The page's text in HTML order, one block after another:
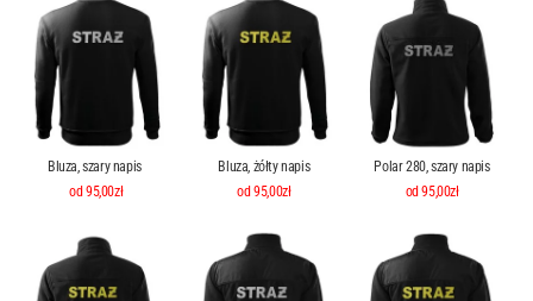
Bluza, szary napis
od 95,00zł
Bluza, żółty napis
od 95,00zł
Polar 280, szary napis
od 95,00zł